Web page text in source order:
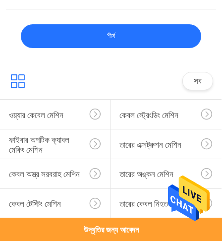
শীর্ষ
সব
ওয়্যার কেবেল মেশিন কেবল স্ট্রেংডিং মেশিন
ফাইবার অপটিক ক্যাবল
মেকিং মেশিন
তারের এক্সট্রুশন মেশিন
কেবল অস্ত্র সরবরাহ মেশিন তারের অঙ্কন মেশিন
কেবল টেস্টিং মেশিন তারের কেবল নিহত
উদ্ধৃতির জন্য আবেদন